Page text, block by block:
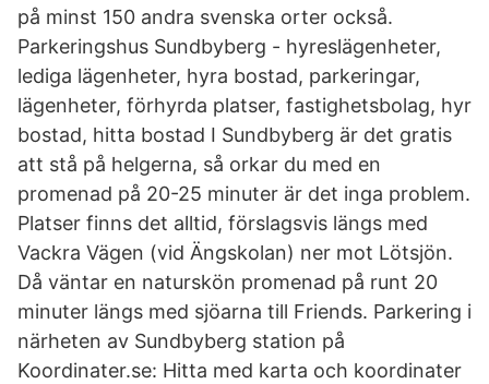
på minst 150 andra svenska orter också.
Parkeringshus Sundbyberg - hyreslägenheter,
lediga lägenheter, hyra bostad, parkeringar,
lägenheter, förhyrda platser, fastighetsbolag, hyr
bostad, hitta bostad I Sundbyberg är det gratis
att stå på helgerna, så orkar du med en
promenad på 20-25 minuter är det inga problem.
Platser finns det alltid, förslagsvis längs med
Vackra Vägen (vid Ängskolan) ner mot Lötsjön.
Då väntar en naturskön promenad på runt 20
minuter längs med sjöarna till Friends. Parkering i
närheten av Sundbyberg station på
Koordinater.se: Hitta med karta och koordinater